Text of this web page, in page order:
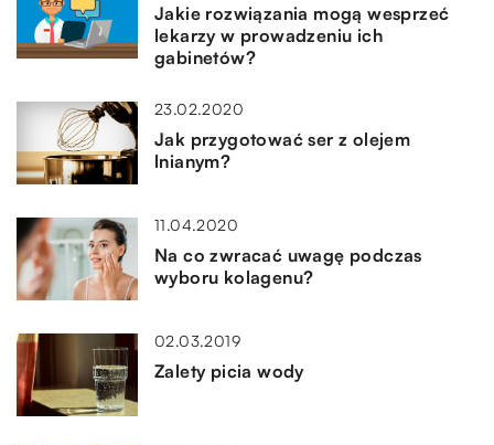
Jakie rozwiązania mogą wesprzeć
lekarzy w prowadzeniu ich
gabinetów?
23.02.2020
Jak przygotować ser z olejem
lnianym?
11.04.2020
Na co zwracać uwagę podczas
wyboru kolagenu?
02.03.2019
Zalety picia wody